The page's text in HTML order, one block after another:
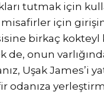
tutmak için
için girişin
birkaç kokteyl
de, onun
Uşak James’i
odanıza